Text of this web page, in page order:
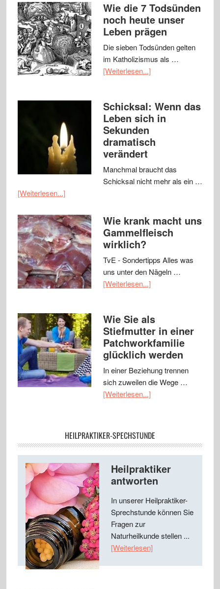
Wie die 7 Todsünden
noch heute unser
Leben prägen
Die sieben Todsünden gelten
im Katholizismus als …
[Weiterlesen...]
Schicksal: Wenn das
Leben sich in
Sekunden
dramatisch
verändert
Manchmal braucht das
Schicksal nicht mehr als ein …
[Weiterlesen...]
Wie krank macht uns
Gammelfleisch
wirklich?
TvE - Sondertipps Alles was
uns unter den Nägeln …
[Weiterlesen...]
Wie Sie als
Stiefmutter in einer
Patchworkfamilie
glücklich werden
In einer Beziehung trennen
sich zuweilen die Wege …
[Weiterlesen...]
HEILPRAKTIKER-SPECHSTUNDE
Heilpraktiker
antworten
In unserer Heilpraktiker-
Sprechstunde können Sie
Fragen zur
Naturheilkunde stellen ...
[Weiterlesen]